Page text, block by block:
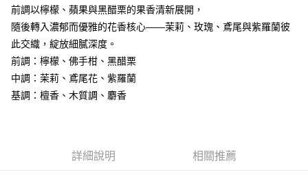
【「AFTEE先享後付」結帳流程】
１．於結帳方式選擇「AFTEE先享後付」後，將跳轉至「AFTEE先享後付」
結帳頁面，進行簡訊認證並確認金額後，即可完成結帳。
２．訂單成立數日內，您將收到繳費通知簡訊。
３．收到繳費通知簡訊後14天內，點擊此簡訊中的連結，可透過四大超商／
※ 請注意：結帳手續完成當下不需立刻繳費，但若您需要取消訂單，請聯絡
購買商品的店家。未經商家同意取消之訂單仍視為有效，需透過AFTEE先享
付款後全家取貨
每筆NT$60，滿NT$800(含以上)免運費
7-11取貨付款
每筆NT$60，滿NT$800(含以上)免運費
付款後7-11取貨
每筆NT$100，滿NT$1,000(含以上)免運費
前調以檸檬、蘋果與黑醋栗的果香清新展開，
隨後轉入濃郁而優雅的花香核心——茉莉、玫瑰、鳶尾與紫羅蘭彼
此交織，綻放細膩深度。
前調：檸檬、佛手柑、黑醋栗
中調：茉莉、鳶尾花、紫羅蘭
基調：檀香、木質調、麝香
詳細說明 相關推薦